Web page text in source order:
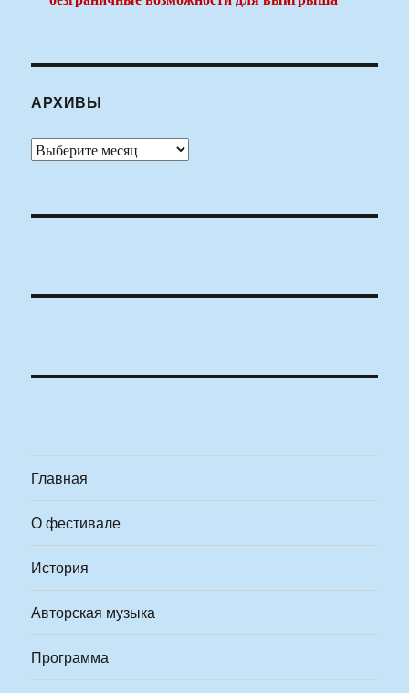
АРХИВЫ
Архивы
Главная
О фестивале
История
Авторская музыка
Программа